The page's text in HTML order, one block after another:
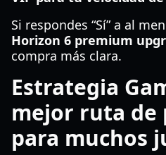
Si respondes “Sí” a al
Horizon 6 premium
compra más clara.
Estrategia
mejor ruta de
para muchos